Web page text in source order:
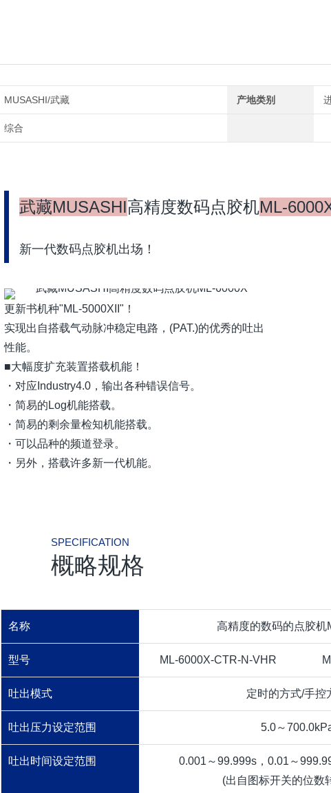
MUSASHI/武藏 产地类别
综合
武藏MUSASHI高精度数码点胶机ML-
新一代数码点胶机出场！
更新书机种"ML-5000XII"！
实现出自搭载气动脉冲稳定电路，(PAT.)的优秀的吐出
性能。
■大幅度扩充装置搭载机能！
・对应Industry4.0，输出各种错误信号。
・简易的Log机能搭载。
・简易的剩余量检知机能搭载。
・可以品种的频道登录。
・另外，搭载许多新一代机能。
SPECIFICATION
概略规格
名称 高精度的数码的点胶机
型号 ML-6000X-CTR-N-VHR
吐出模式 定时的方式/手控
吐出压力设定范围 5.0～
吐出时间设定范围
0.001～99.999s，0.01～
(出自图标开关的位数